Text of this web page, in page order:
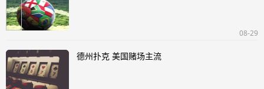
08-29
德州扑克 美国赌场主流